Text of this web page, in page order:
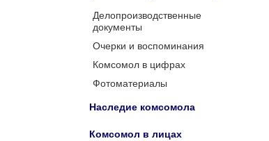
Делопроизводственные
документы
Очерки и воспоминания
Комсомол в цифрах
Фотоматериалы
Наследие комсомола
Комсомол в лицах